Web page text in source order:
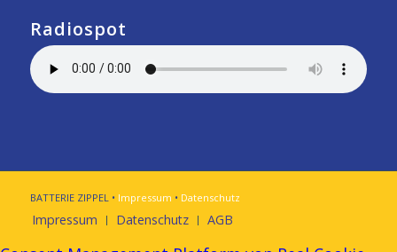
Radiospot
BATTERIE ZIPPEL • Impressum • Datenschutz
Impressum Datenschutz AGB